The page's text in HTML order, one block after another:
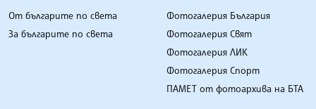
От българите по света
За българите по света
Фотогалерия България
Фотогалерия Свят
Фотогалерия ЛИК
Фотогалерия Спорт
ПАМЕТ от фотоархива на БТА